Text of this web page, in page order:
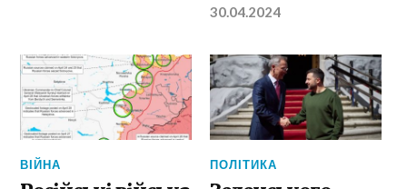
30.04.2024
ВІЙНА ПОЛІТИКА